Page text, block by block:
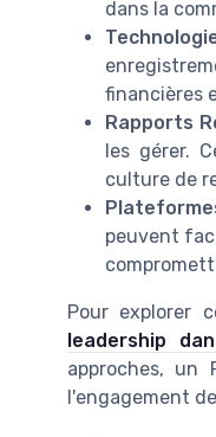
dans la
financières
Rapports
les gérer.
culture de
peuvent
Pour explorer
leadership
approches, un
l'engagement